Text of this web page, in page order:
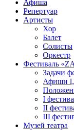
Афиша
Репертуар
Артисты
Хор
Балет
Солисты
Оркестр
Фестиваль
Задачи
Афиши
I
II
III
Музей театра